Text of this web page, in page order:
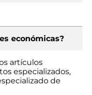
económicas?
artículos
especializados,
de